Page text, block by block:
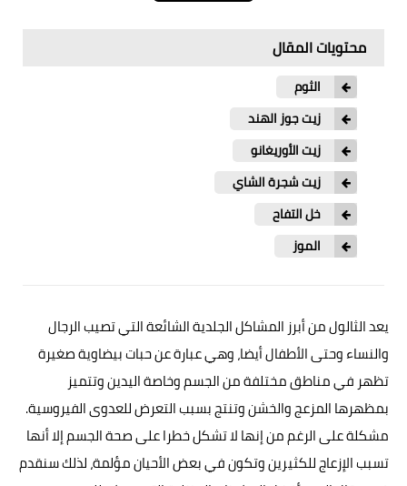
محتويات المقال
الثوم
زيت جوز الهند
زيت الأوريغانو
زيت شجرة الشاي
خل التفاح
الموز
يعد الثالول من أبرز المشاكل الجلدية الشائعة التي تصيب الرجال
والنساء وحتى الأطفال أيضا، وهي عبارة عن حبات بيضاوية صغيرة
تظهر في مناطق مختلفة من الجسم وخاصة اليدين وتتميز
بمظهرها المزعج والخشن وتنتج بسبب التعرض للعدوى الفيروسية.
مشكلة على الرغم من إنها لا تشكل خطرا على صحة الجسم إلا أنها
تسبب الإزعاج للكثيرين وتكون في بعض الأحيان مؤلمة، لذلك سنقدم